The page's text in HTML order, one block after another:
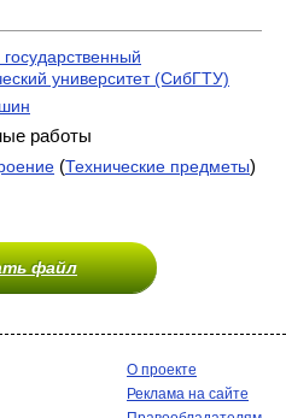
университет (СибГТУ)
работы
(Технические предметы)
файл
О проекте
Реклама на сайте